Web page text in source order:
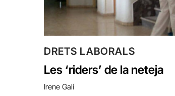
DRETS LABORALS
Les ‘riders’ de la neteja
Irene Galí